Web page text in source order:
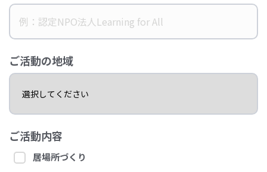
ご活動の地域
ご活動内容
居場所づくり